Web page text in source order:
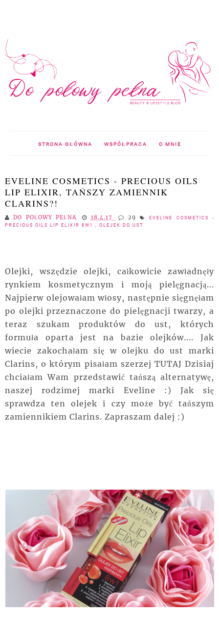
STRONA GŁÓWNA WSPÓŁPRACA O MNIE
EVELINE COSMETICS - PRECIOUS OILS
LIP ELIXIR, TAŃSZY ZAMIENNIK
CLARINS?!
DO POŁOWY PEŁNA 18.4.17 29
EVELINE COSMETICS -
PRECIOUS OILS LIP ELIXIR 8W1
OLEJEK DO UST
Olejki, wszędzie olejki, całkowicie zawładnęły
rynkiem kosmetycznym i moją pielęgnacją...
Najpierw olejowałam włosy, następnie sięgnęłam
po olejki przeznaczone do pielęgnacji twarzy, a
teraz szukam produktów do ust, których
formuła oparta jest na bazie olejków.... Jak
wiecie zakochałam się w olejku do ust marki
Clarins, o którym pisałam szerzej TUTAJ Dzisiaj
chciałam Wam przedstawić tańszą alternatywę,
naszej rodzimej marki Eveline :) Jak się
sprawdza ten olejek i czy może być tańszym
zamiennikiem Clarins. Zapraszam dalej :)